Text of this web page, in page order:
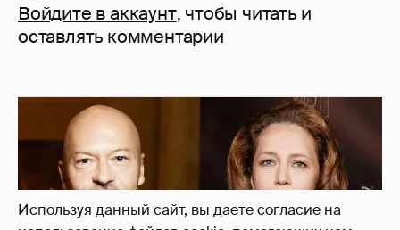
Используя данный сайт, вы даете согласие на
Войдите в аккаунт, чтобы читать и
оставлять комментарии